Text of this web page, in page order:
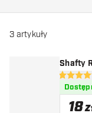
3 artykuły
Shafty
4.3
18